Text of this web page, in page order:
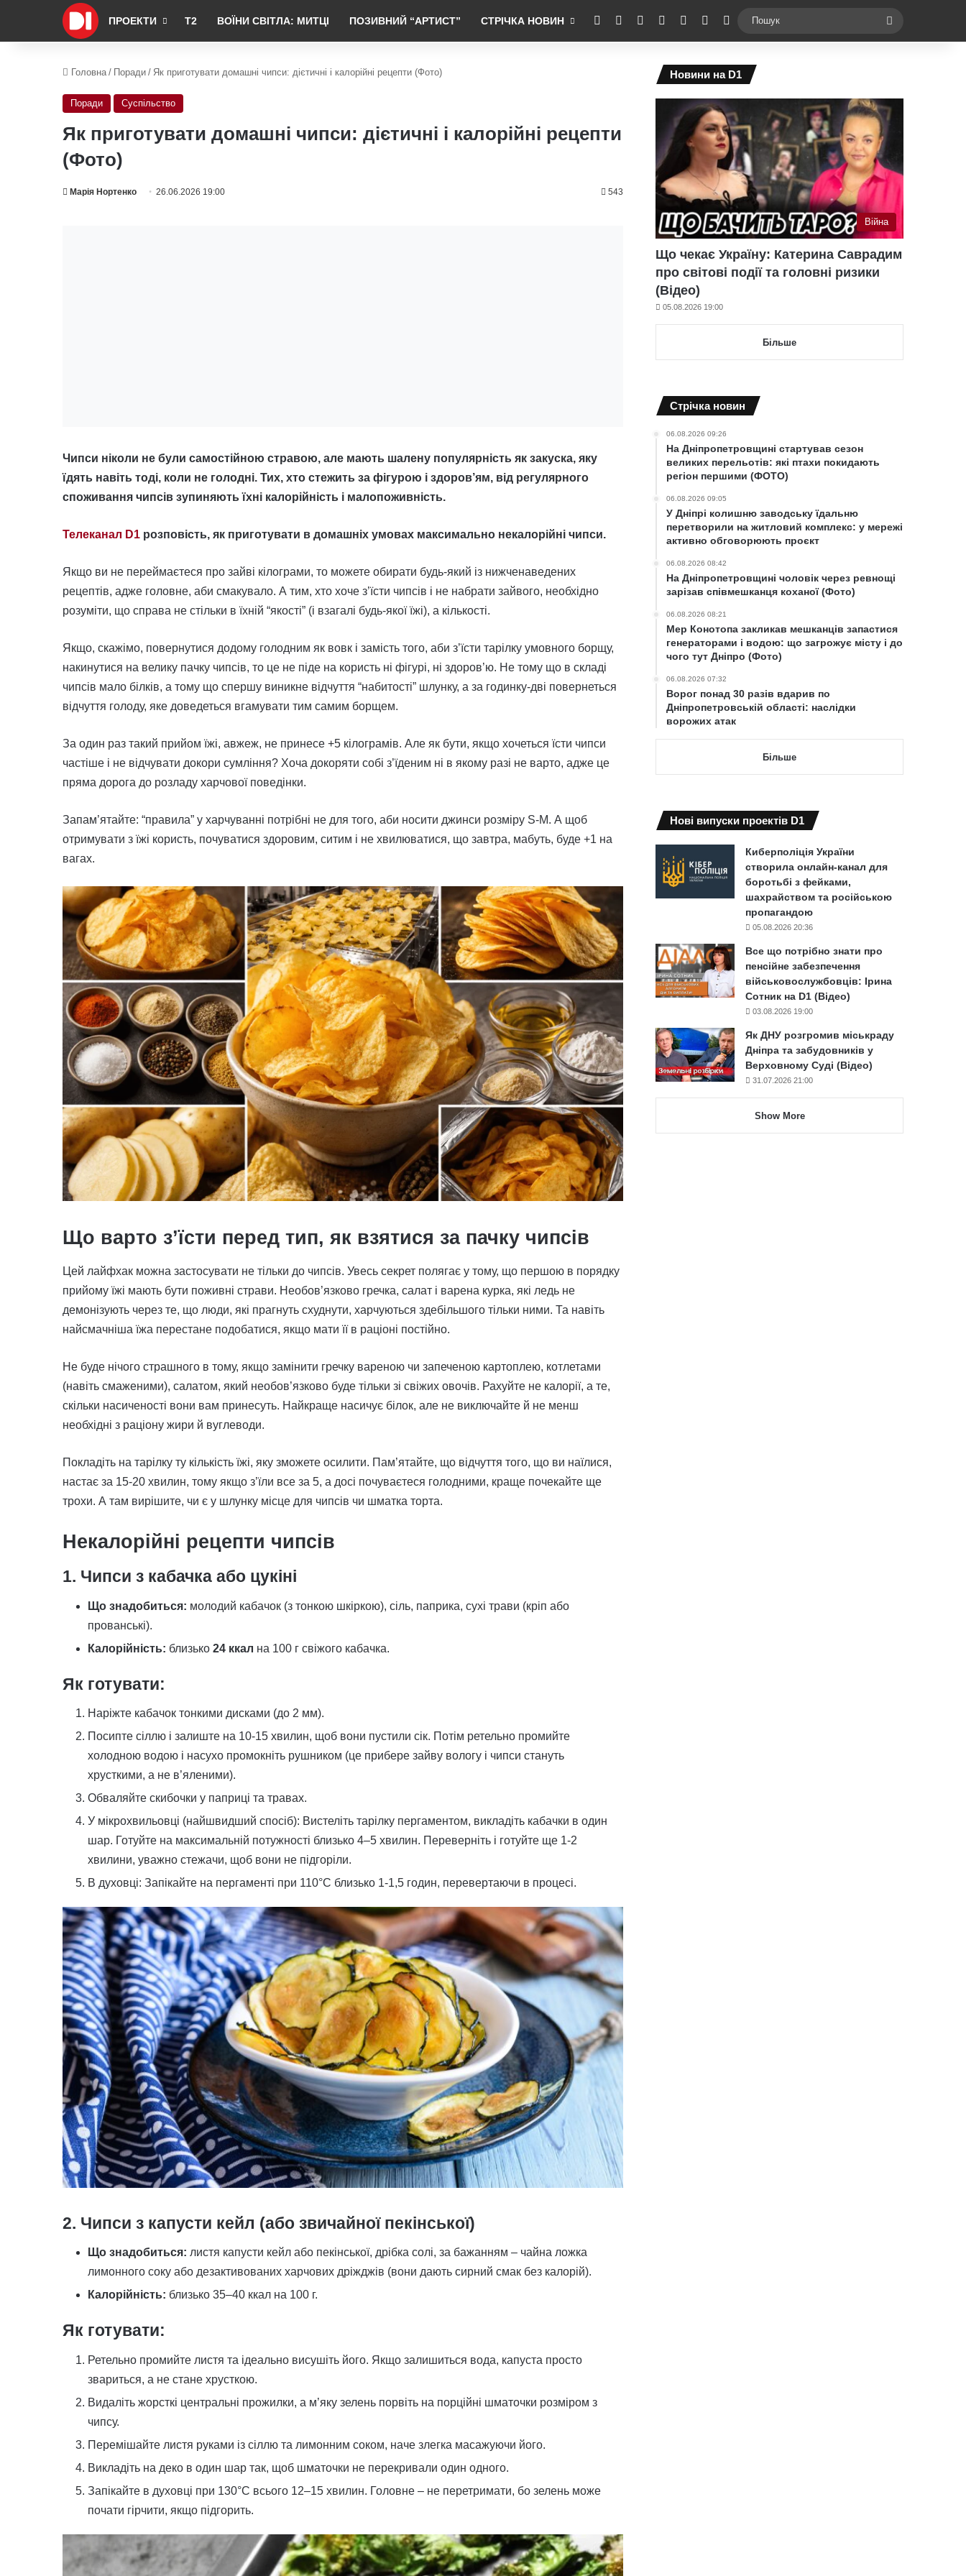
ПРОЕКТИ Т2 ВОЇНИ СВІТЛА: МИТЦІ ПОЗИВНИЙ “АРТИСТ” СТРІЧКА НОВИН RSS Facebook YouTubeInstagramTelegramSwitch skin
Головна / Поради / Як приготувати домашні чипси: дієтичні і калорійні рецепти (Фото)
Поради Суспільство
Як приготувати домашні чипси: дієтичні і калорійні рецепти
(Фото)
Марія Нортенко 26.06.2026 19:00 543
Чипси ніколи не були самостійною стравою, але мають шалену популярність як закуска, яку
їдять навіть тоді, коли не голодні. Тих, хто стежить за фігурою і здоров’ям, від регулярного
споживання чипсів зупиняють їхні калорійність і малопоживність.
Телеканал D1 розповість, як приготувати в домашніх умовах максимально некалорійні чипси.
Якщо ви не переймаєтеся про зайві кілограми, то можете обирати будь-який із нижченаведених
рецептів, адже головне, аби смакувало. А тим, хто хоче з’їсти чипсів і не набрати зайвого, необхідно
розуміти, що справа не стільки в їхній “якості” (і взагалі будь-якої їжі), а кількості.
Якщо, скажімо, повернутися додому голодним як вовк і замість того, аби з’їсти тарілку умовного борщу,
накинутися на велику пачку чипсів, то це не піде на користь ні фігурі, ні здоров’ю. Не тому що в складі
чипсів мало білків, а тому що спершу виникне відчуття “набитості” шлунку, а за годинку-дві повернеться
відчуття голоду, яке доведеться вгамувати тим самим борщем.
За один раз такий прийом їжі, авжеж, не принесе +5 кілограмів. Але як бути, якщо хочеться їсти чипси
частіше і не відчувати докори сумління? Хоча докоряти собі з’їденим ні в якому разі не варто, адже це
пряма дорога до розладу харчової поведінки.
Запам’ятайте: “правила” у харчуванні потрібні не для того, аби носити джинси розміру S-M. А щоб
отримувати з їжі користь, почуватися здоровим, ситим і не хвилюватися, що завтра, мабуть, буде +1 на
вагах.
Що варто з’їсти перед тип, як взятися за пачку чипсів
Цей лайфхак можна застосувати не тільки до чипсів. Увесь секрет полягає у тому, що першою в порядку
прийому їжі мають бути поживні страви. Необов’язково гречка, салат і варена курка, які ледь не
демонізують через те, що люди, які прагнуть схуднути, харчуються здебільшого тільки ними. Та навіть
найсмачніша їжа перестане подобатися, якщо мати її в раціоні постійно.
Не буде нічого страшного в тому, якщо замінити гречку вареною чи запеченою картоплею, котлетами
(навіть смаженими), салатом, який необов’язково буде тільки зі свіжих овочів. Рахуйте не калорії, а те,
скільки насиченості вони вам принесуть. Найкраще насичує білок, але не виключайте й не менш
необхідні з раціону жири й вуглеводи.
Покладіть на тарілку ту кількість їжі, яку зможете осилити. Пам’ятайте, що відчуття того, що ви наїлися,
настає за 15-20 хвилин, тому якщо з’їли все за 5, а досі почуваєтеся голодними, краще почекайте ще
трохи. А там вирішите, чи є у шлунку місце для чипсів чи шматка торта.
Некалорійні рецепти чипсів
1. Чипси з кабачка або цукіні
Що знадобиться: молодий кабачок (з тонкою шкіркою), сіль, паприка, сухі трави (кріп або
прованські).
Калорійність: близько 24 ккал на 100 г свіжого кабачка.
Як готувати:
Наріжте кабачок тонкими дисками (до 2 мм).
Посипте сіллю і залиште на 10-15 хвилин, щоб вони пустили сік. Потім ретельно промийте
холодною водою і насухо промокніть рушником (це прибере зайву вологу і чипси стануть
хрусткими, а не в’яленими).
Обваляйте скибочки у паприці та травах.
У мікрохвильовці (найшвидший спосіб): Вистеліть тарілку пергаментом, викладіть кабачки в один
шар. Готуйте на максимальній потужності близько 4–5 хвилин. Переверніть і готуйте ще 1-2
хвилини, уважно стежачи, щоб вони не підгоріли.
В духовці: Запікайте на пергаменті при 110°C близько 1-1,5 годин, перевертаючи в процесі.
2. Чипси з капусти кейл (або звичайної пекінської)
Що знадобиться: листя капусти кейл або пекінської, дрібка солі, за бажанням – чайна ложка
лимонного соку або дезактивованих харчових дріжджів (вони дають сирний смак без калорій).
Калорійність: близько 35–40 ккал на 100 г.
Як готувати:
Ретельно промийте листя та ідеально висушіть його. Якщо залишиться вода, капуста просто
звариться, а не стане хрусткою.
Видаліть жорсткі центральні прожилки, а м’яку зелень порвіть на порційні шматочки розміром з
чипсу.
Перемішайте листя руками із сіллю та лимонним соком, наче злегка масажуючи його.
Викладіть на деко в один шар так, щоб шматочки не перекривали один одного.
Запікайте в духовці при 130°C всього 12–15 хвилин. Головне – не перетримати, бо зелень може
почати гірчити, якщо підгорить.
Новини на D1
Війна
Що чекає Україну: Катерина Саврадим
про світові події та головні ризики
(Відео)
05.08.2026 19:00
Більше
Cтрічка новин
06.08.2026 09:26
На Дніпропетровщині стартував сезон
великих перельотів: які птахи покидають
регіон першими (ФОТО)
06.08.2026 09:05
У Дніпрі колишню заводську їдальню
перетворили на житловий комплекс: у мережі
активно обговорюють проєкт
06.08.2026 08:42
На Дніпропетровщині чоловік через ревнощі
зарізав співмешканця коханої (Фото)
06.08.2026 08:21
Мер Конотопа закликав мешканців запастися
генераторами і водою: що загрожує місту і до
чого тут Дніпро (Фото)
06.08.2026 07:32
Ворог понад 30 разів вдарив по
Дніпропетровській області: наслідки
ворожих атак
Більше
Нові випуски проектів D1
Киберполіція України
створила онлайн-канал для
боротьбі з фейками,
шахрайством та російською
пропагандою
05.08.2026 20:36
Все що потрібно знати про
пенсійне забезпечення
військовослужбовців: Ірина
Сотник на D1 (Відео)
03.08.2026 19:00
Як ДНУ розгромив міськраду
Дніпра та забудовників у
Верховному Суді (Відео)
31.07.2026 21:00
Show More